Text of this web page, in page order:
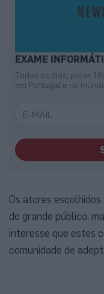
EXAME
Todos os dias, pelas
em Portugal e no
Os atores
do grande público,
interesse que estes
comunidade de